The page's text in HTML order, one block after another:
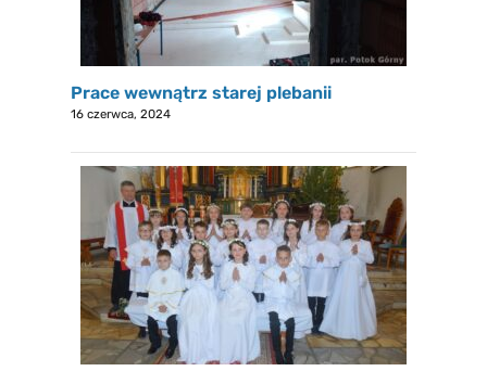
Prace wewnątrz starej plebanii
16 czerwca, 2024